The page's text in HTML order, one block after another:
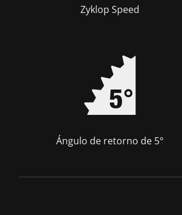
Zyklop Speed
Ángulo de retorno de 5°